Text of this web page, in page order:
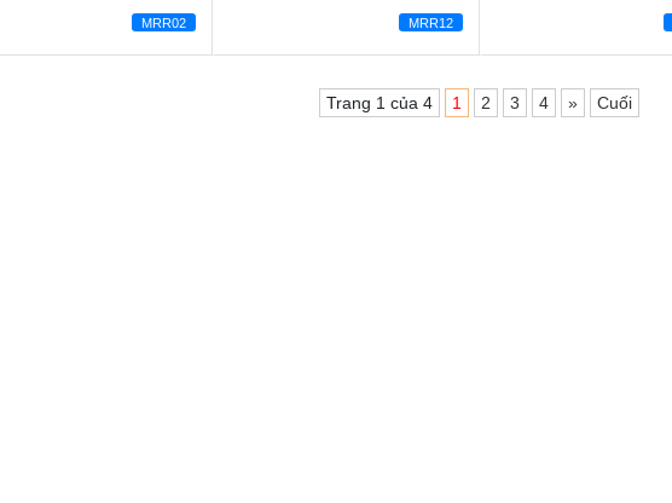
MRR02 MRR12
Trang 1 của 4 1 2 3 4 » Cuối